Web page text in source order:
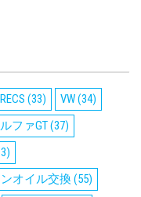
RECS (33) VW(34)
ファGT(37)
オイル交換(55)